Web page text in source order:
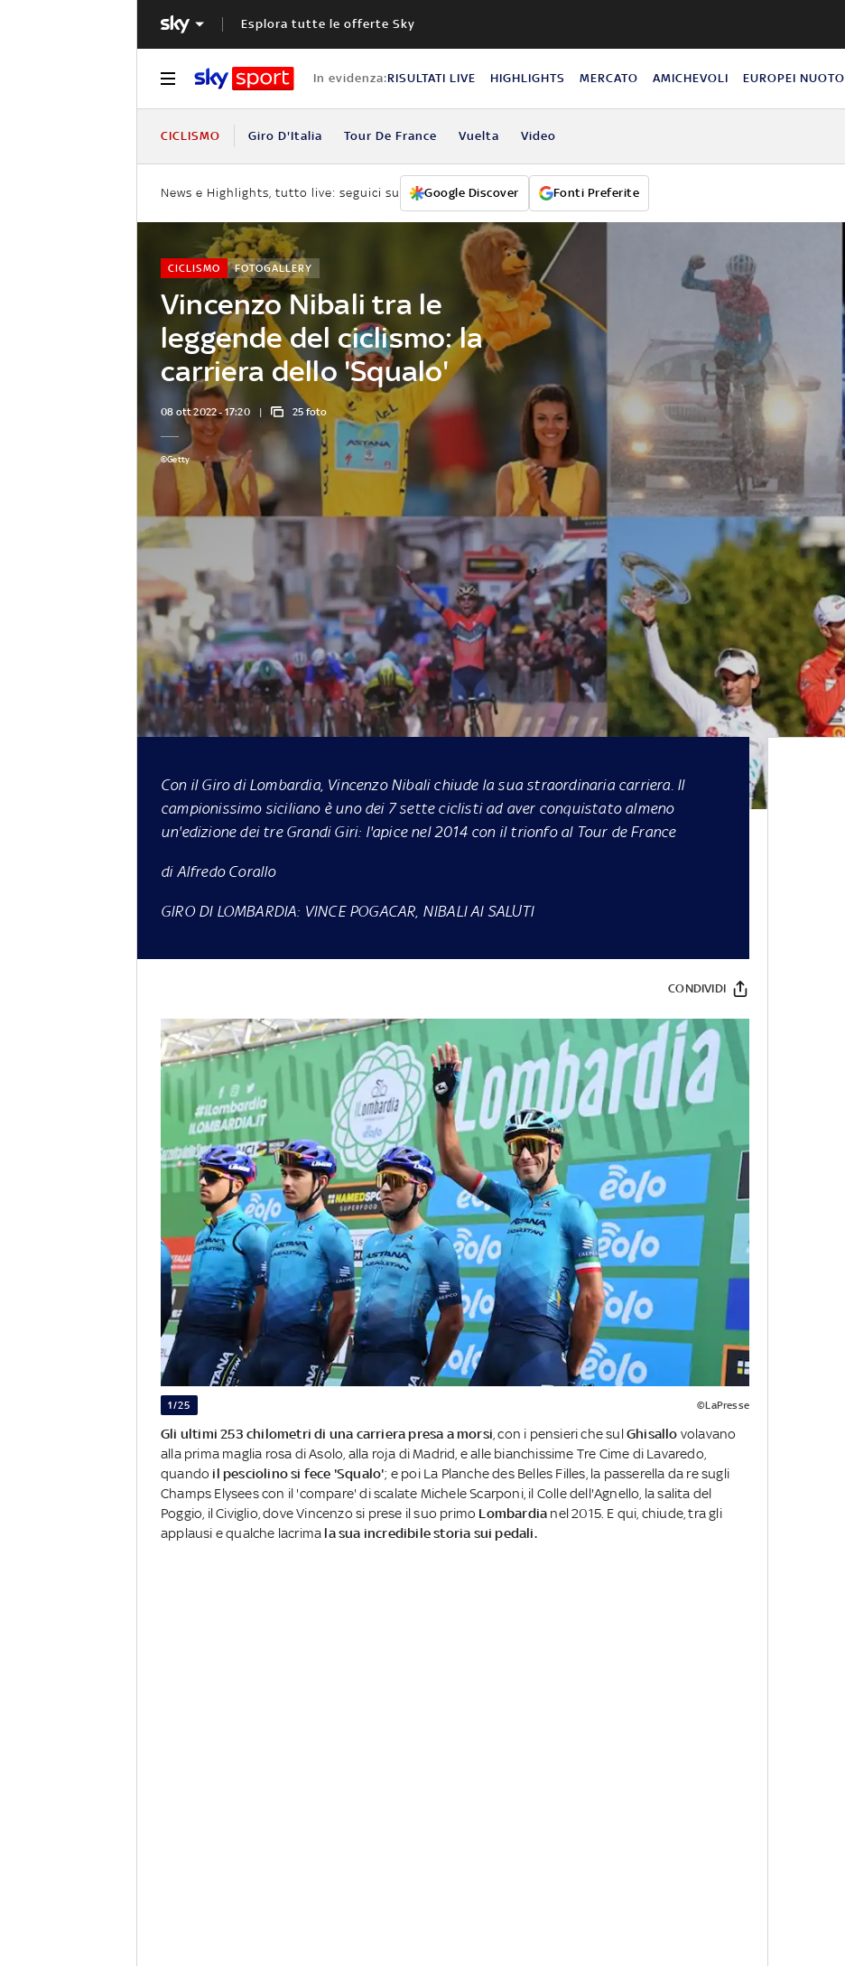
Esplora tutte le offerte Sky
In evidenza:RISULTATI LIVE HIGHLIGHTS MERCATO AMICHEVOLI EUROPEI NUOTO
CICLISMO Giro D'Italia Tour De France Vuelta Video
News e Highlights, tutto live: seguici su Google Discover Fonti Preferite
Vincenzo Nibali tra le
leggende del ciclismo: la
carriera dello 'Squalo'
CICLISMO FOTOGALLERY
08 ott 2022 - 17:20 25 foto
©Getty
Con il Giro di Lombardia, Vincenzo Nibali chiude la sua straordinaria carriera. Il
campionissimo siciliano è uno dei 7 sette ciclisti ad aver conquistato almeno
un'edizione dei tre Grandi Giri: l'apice nel 2014 con il trionfo al Tour de France
di Alfredo Corallo
GIRO DI LOMBARDIA: VINCE POGACAR, NIBALI AI SALUTI
CONDIVIDI
1/25 ©LaPresse
Gli ultimi 253 chilometri di una carriera presa a morsi, con i pensieri che sulGhisallo volavano
alla prima maglia rosa di Asolo, alla roja di Madrid, e alle bianchissime Tre Cime di Lavaredo,
quando il pesciolino si fece 'Squalo'; e poi La Planche des Belles Filles, la passerella da re sugli
Champs Elysees con il 'compare' di scalate Michele Scarponi, il Colle dell'Agnello, la salita del
Poggio, il Civiglio, dove Vincenzo si prese il suo primo Lombardia nel 2015. E qui, chiude, tra gli
applausi e qualche lacrima la sua incredibile storia sui pedali.